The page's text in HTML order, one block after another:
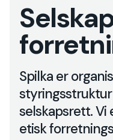
Spilka er
selskapsrett. Vi
etisk